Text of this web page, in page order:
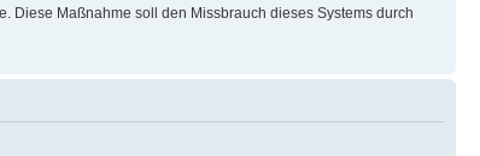
Diese Maßnahme soll den Missbrauch dieses Systems durch